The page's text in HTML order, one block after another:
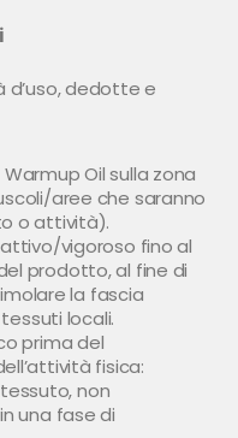
d’uso, dedotte e
Oil sulla zona
aree che saranno
o attività).
vigoroso fino al
prodotto, al fine di
la fascia
locali.
prima del
fisica:
non
una fase di